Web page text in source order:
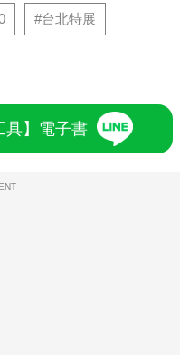
#台北特展
具】電子書